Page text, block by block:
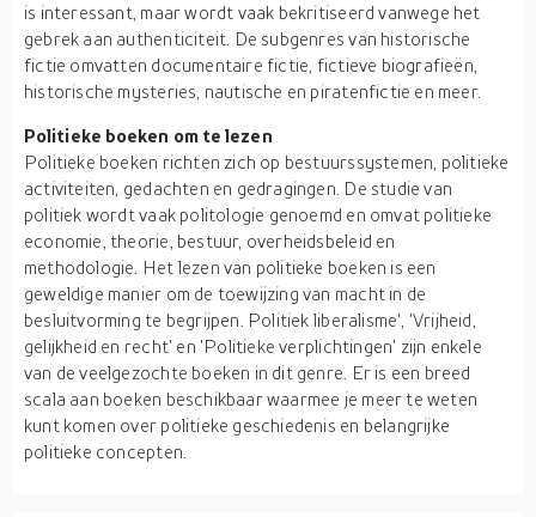
is interessant, maar wordt vaak bekritiseerd vanwege het
gebrek aan authenticiteit. De subgenres van historische
fictie omvatten documentaire fictie, fictieve biografieën,
historische mysteries, nautische en piratenfictie en meer.
Politieke boeken om te lezen
Politieke boeken richten zich op bestuurssystemen, politieke
activiteiten, gedachten en gedragingen. De studie van
politiek wordt vaak politologie genoemd en omvat politieke
economie, theorie, bestuur, overheidsbeleid en
methodologie. Het lezen van politieke boeken is een
geweldige manier om de toewijzing van macht in de
besluitvorming te begrijpen. Politiek liberalisme', 'Vrijheid,
gelijkheid en recht' en 'Politieke verplichtingen' zijn enkele
van de veelgezochte boeken in dit genre. Er is een breed
scala aan boeken beschikbaar waarmee je meer te weten
kunt komen over politieke geschiedenis en belangrijke
politieke concepten.